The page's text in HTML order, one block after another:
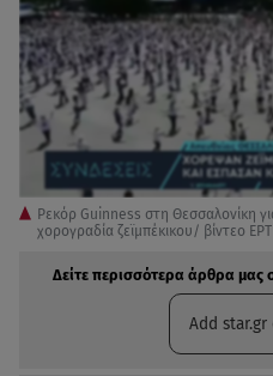
Ρεκόρ Guinness στη Θεσσαλονίκη
χορογραδία ζεϊμπέκικου/ βίντεο ΕΡΤ
Δείτε περισσότερα άρθρα μας
Add